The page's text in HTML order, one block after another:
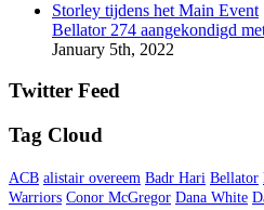
Bellator 274 aangekondigd
January 5th, 2022
Twitter Feed
Tag Cloud
ACB alistair overeem Badr Hari Bellator
Warriors Conor McGregor Dana White